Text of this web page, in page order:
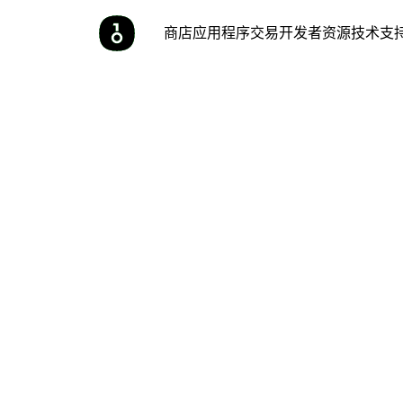
商店应用程序交易开发者资源技术支